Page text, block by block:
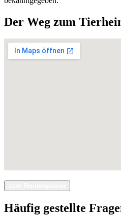
Der Weg zum
Häufig gestellte